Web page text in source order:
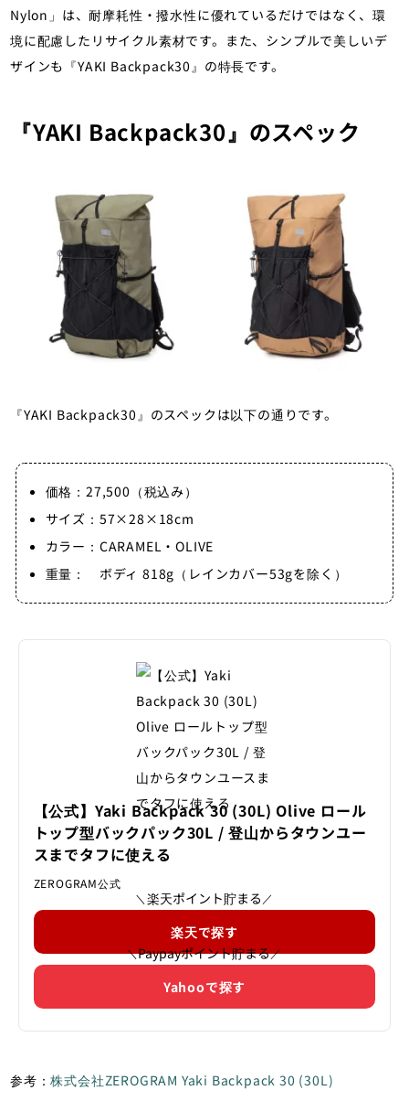
Nylon」は、耐摩耗性・撥水性に優れているだけではなく、環
境に配慮したリサイクル素材です。また、シンプルで美しいデ
ザインも『YAKI Backpack30』の特長です。
『YAKI Backpack30』のスペック
『YAKI Backpack30』のスペックは以下の通りです。
価格：27,500（税込み）
サイズ：57×28×18cm
カラー：CARAMEL・OLIVE
重量： ボディ 818g（レインカバー53gを除く）
【公式】Yaki Backpack 30 (30L) Olive ロール
トップ型バックパック30L / 登山からタウンユー
スまでタフに使える
ZEROGRAM公式
＼ 楽天ポイント貯まる ／
楽天で探す
＼Paypayポイント貯まる／
Yahooで探す
参考：株式会社ZEROGRAM Yaki Backpack 30 (30L)